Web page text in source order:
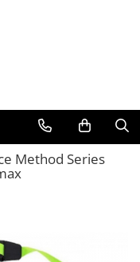
Method Series